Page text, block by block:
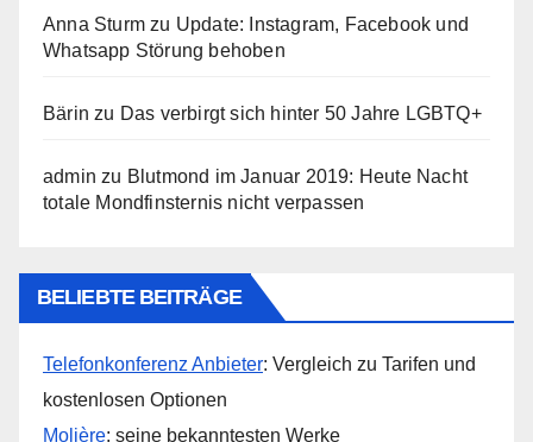
Anna Sturm zu Update: Instagram, Facebook und
Whatsapp Störung behoben
Bärin zu Das verbirgt sich hinter 50 Jahre LGBTQ+
admin zu Blutmond im Januar 2019: Heute Nacht
totale Mondfinsternis nicht verpassen
BELIEBTE BEITRÄGE
Telefonkonferenz Anbieter: Vergleich zu Tarifen und
kostenlosen Optionen
Molière: seine bekanntesten Werke